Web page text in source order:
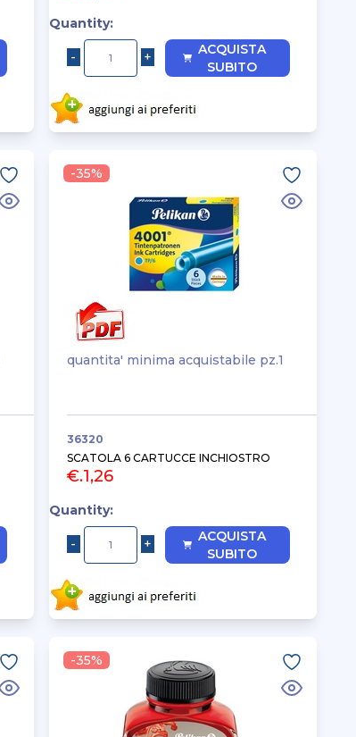
Quantity:
ACQUISTA
SUBITO
quantita' minima acquistabile pz.1
36320
SCATOLA 6 CARTUCCE INCHIOSTRO
€.1,26
Quantity:
ACQUISTA
SUBITO
-35%
-35%